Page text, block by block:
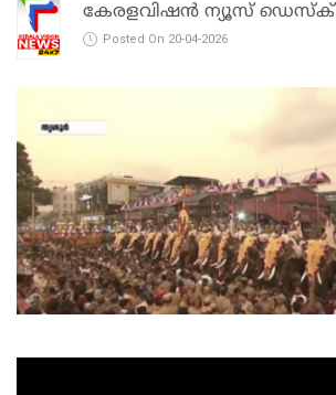
കേരളവിഷൻ ന്യൂസ് ഡെസ്‌ക്
Posted On 20-04-2026